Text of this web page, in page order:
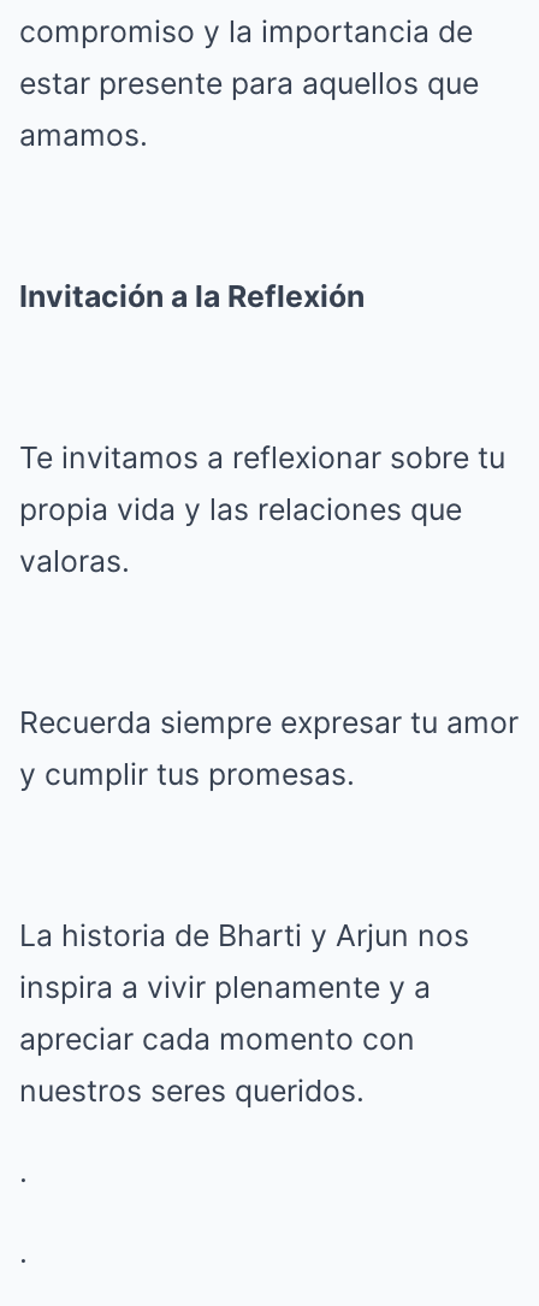
compromiso y la importancia de
estar presente para aquellos que
amamos.
Invitación a la Reflexión
Te invitamos a reflexionar sobre tu
propia vida y las relaciones que
valoras.
Recuerda siempre expresar tu amor
y cumplir tus promesas.
La historia de Bharti y Arjun nos
inspira a vivir plenamente y a
apreciar cada momento con
nuestros seres queridos.
.
.